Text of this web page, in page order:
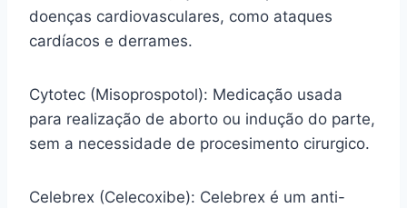
doenças cardiovasculares, como ataques
cardíacos e derrames.
Cytotec (Misoprospotol): Medicação usada
para realização de aborto ou indução do parte,
sem a necessidade de procesimento cirurgico.
Celebrex (Celecoxibe): Celebrex é um anti-